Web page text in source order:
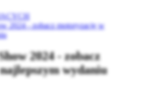
2024 - zobacz motoryzację w
2024 - zobacz
wydaniu